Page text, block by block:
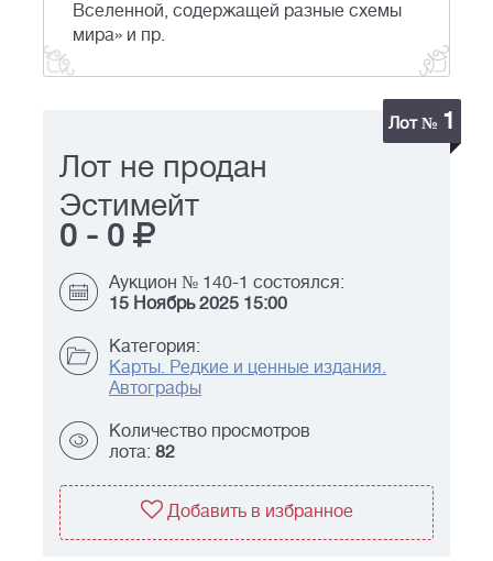
Вселенной, содержащей разные схемы
мира» и пр.
Лот № 1
Лот не продан
Эстимейт
0 - 0
Аукцион № 140-1 состоялся:
15 Ноябрь 2025 15:00
Категория:
Карты. Редкие и ценные издания.
Автографы
Количество просмотров
лота: 82
Добавить в избранное